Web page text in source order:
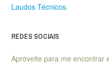
Laudos Técnicos.
REDES SOCIAIS
Aproveite para me encontrar